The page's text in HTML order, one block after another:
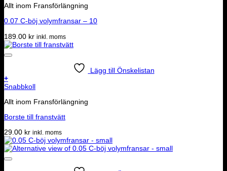
Allt inom Fransförlängning
0.07 C-böj volymfransar – 10
189.00 kr inkl. moms
Lägg till Önskelistan
+
Snabbkoll
Allt inom Fransförlängning
Borste till franstvätt
29.00 kr inkl. moms